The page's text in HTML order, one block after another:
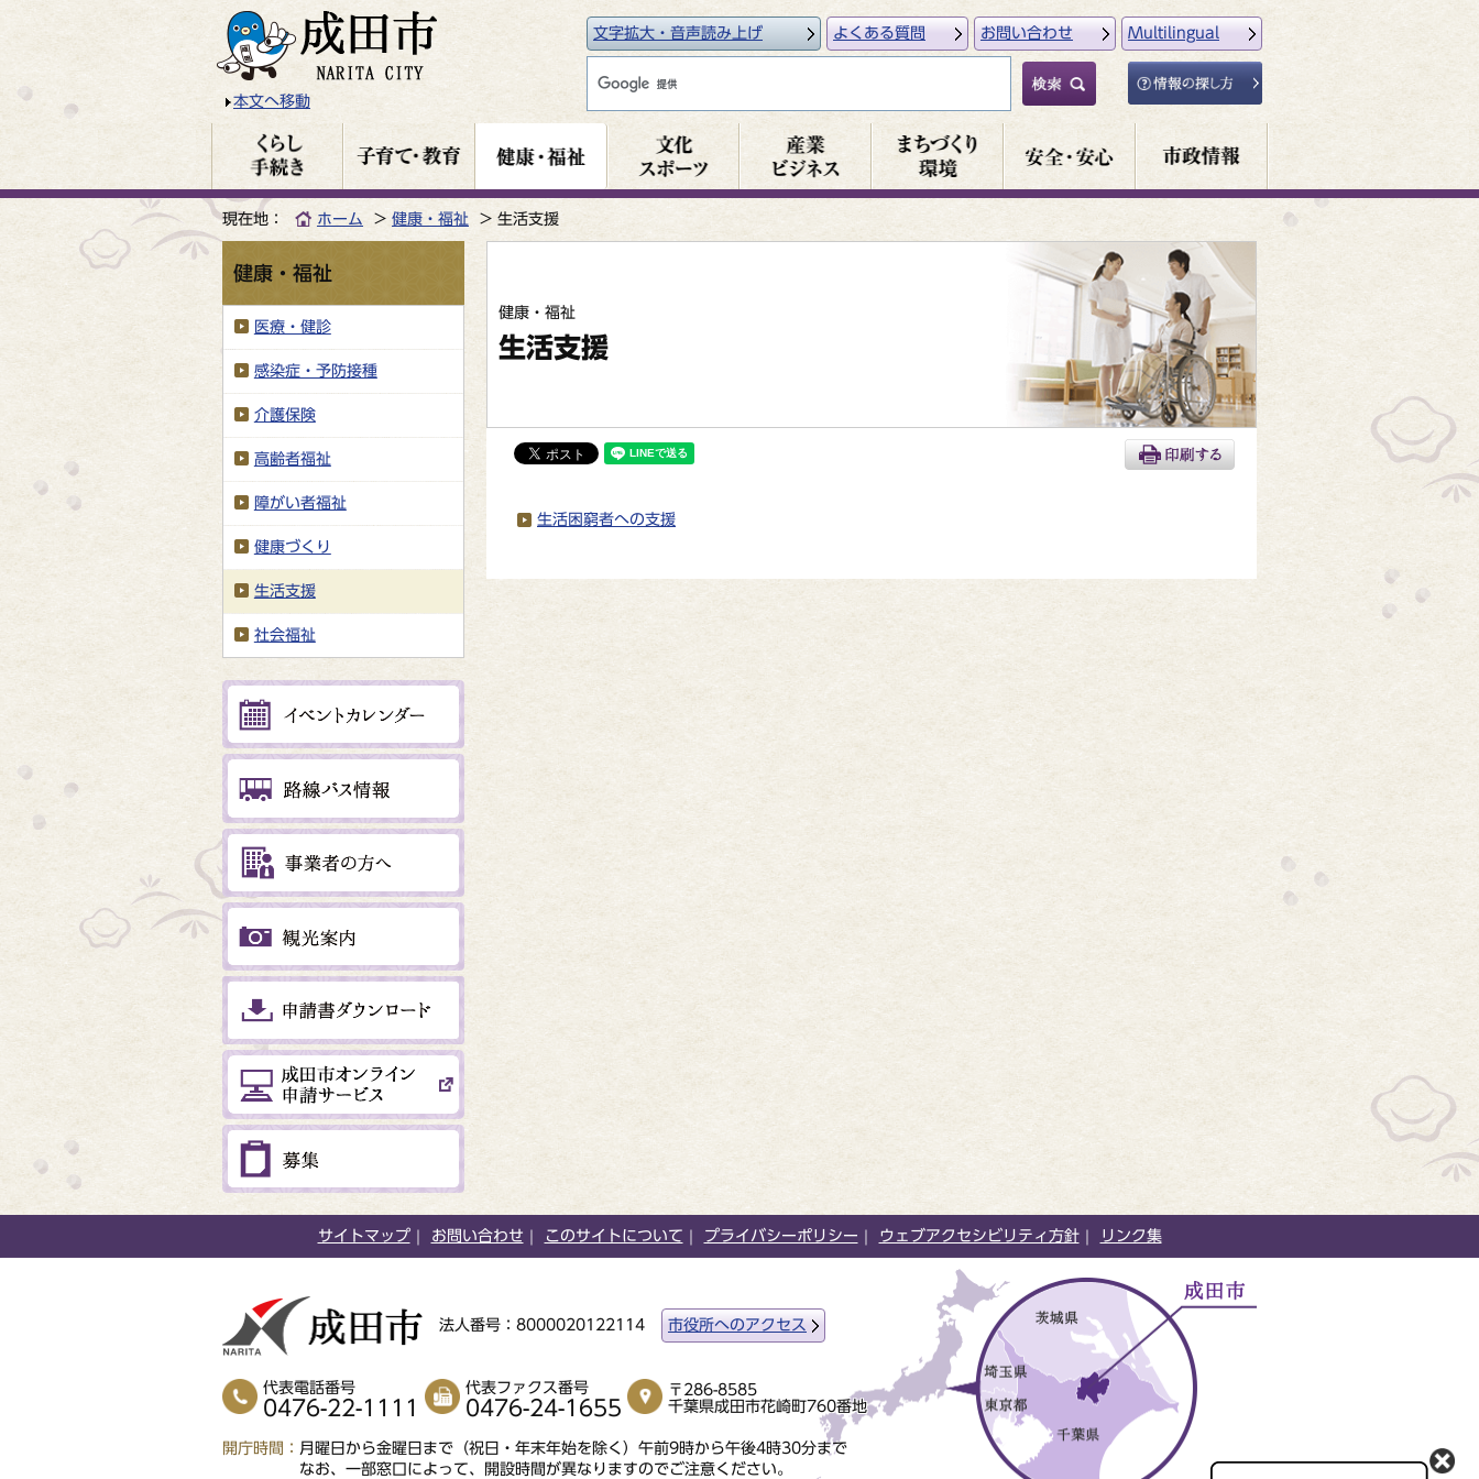
本文へ移動
文字拡大・音声読み上げ よくある質問 お問い合わせ Multilingual
現在地： ホーム 健康・福祉 生活支援
健康・福祉
生活支援
生活困窮者への支援
健康・福祉
医療・健診
感染症・予防接種
介護保険
高齢者福祉
障がい者福祉
健康づくり
生活支援
社会福祉
サイトマップ お問い合わせ このサイトについて プライバシーポリシー ウェブアクセシビリティ方針 リンク集
法人番号：8000020122114 市役所へのアクセス
代表電話番号
0476-22-1111
代表ファクス番号
0476-24-1655
〒286-8585
千葉県成田市花崎町760番地
開庁時間
月曜日から金曜日まで（祝日・年末年始を除く）午前9時から午後4時30分まで
なお、一部窓口によって、開設時間が異なりますのでご注意ください。